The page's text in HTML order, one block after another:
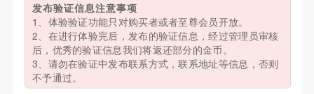
发布验证信息注意事项
1、体验验证功能只对购买者或者至尊会员开放。
2、在进行体验完后，发布的验证信息，经过管理员审核
后，优秀的验证信息我们将返还部分的金币。
3、请勿在验证中发布联系方式，联系地址等信息，否则
不予通过。